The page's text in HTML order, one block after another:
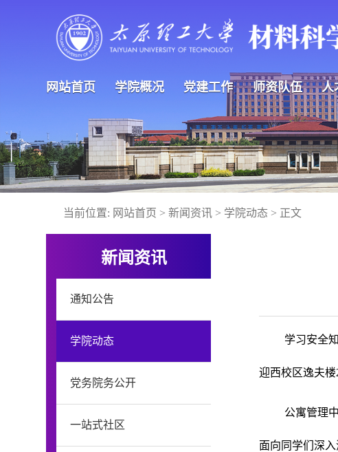
网站首页 学院概况 党建工作 师资队伍 人
当前位置: 网站首页 >新闻资讯 > 学院动态 > 正文
新闻资讯
通知公告
学院动态
党务院务公开
一站式社区
学习安全
迎西校区逸夫楼
公寓管理
面向同学们深